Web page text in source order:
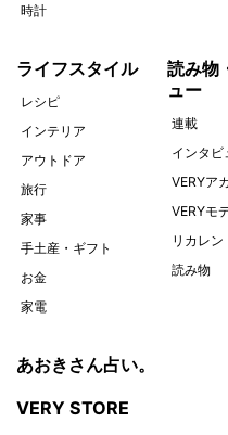
時計
ライフスタイル
レシピ
インテリア
アウトドア
旅行
家事
手土産・ギフト
お金
家電
読み物
ュー
連載
インタビ
VERYア
VERYモ
リカレン
読み物
あおきさん占い。
VERY STORE